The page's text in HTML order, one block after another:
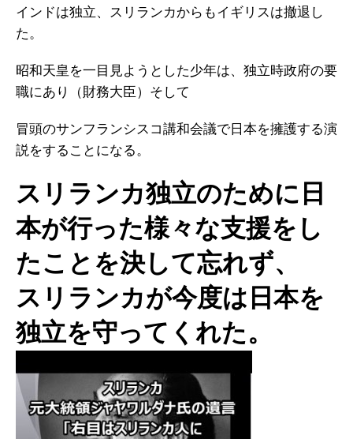
インドは独立、スリランカからもイギリスは撤退し
た。
昭和天皇を一目見ようとした少年は、独立時政府の要
職にあり（財務大臣）そして
冒頭のサンフランシスコ講和会議で日本を擁護する演
説をすることになる。
スリランカ独立のために日
本が行った様々な支援をし
たことを決して忘れず、
スリランカが今度は日本を
独立を守ってくれた。